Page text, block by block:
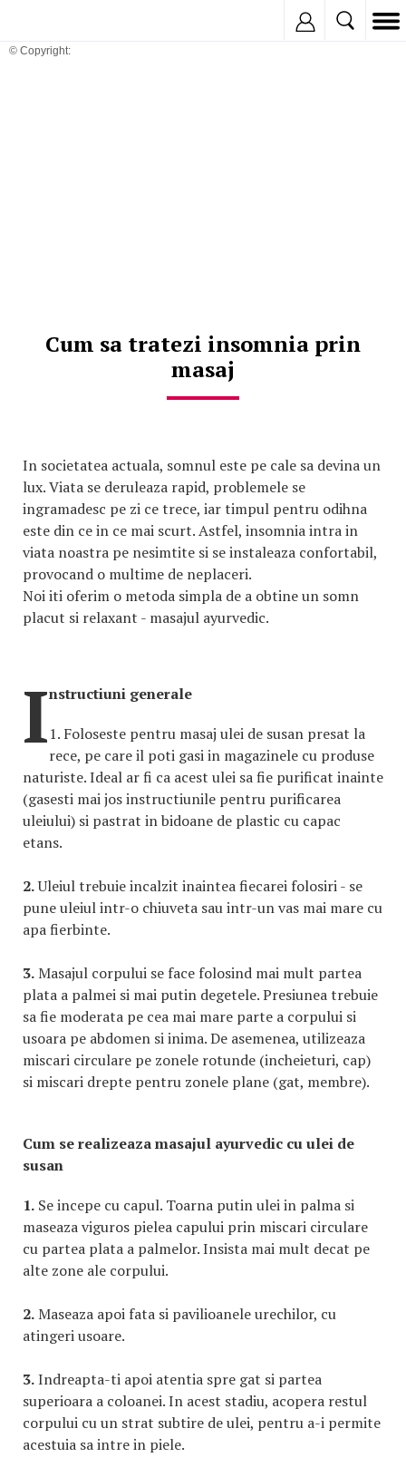
© Copyright:
Cum sa tratezi insomnia prin
masaj
In societatea actuala, somnul este pe cale sa devina un
lux. Viata se deruleaza rapid, problemele se
ingramadesc pe zi ce trece, iar timpul pentru odihna
este din ce in ce mai scurt. Astfel, insomnia intra in
viata noastra pe nesimtite si se instaleaza confortabil,
provocand o multime de neplaceri.
Noi iti oferim o metoda simpla de a obtine un somn
placut si relaxant - masajul ayurvedic.
Instructiuni generale
1. Foloseste pentru masaj ulei de susan presat la
rece, pe care il poti gasi in magazinele cu produse
naturiste. Ideal ar fi ca acest ulei sa fie purificat inainte
(gasesti mai jos instructiunile pentru purificarea
uleiului) si pastrat in bidoane de plastic cu capac
etans.
2.Uleiul trebuie incalzit inaintea fiecarei folosiri - se
pune uleiul intr-o chiuveta sau intr-un vas mai mare cu
apa fierbinte.
3.Masajul corpului se face folosind mai mult partea
plata a palmei si mai putin degetele. Presiunea trebuie
sa fie moderata pe cea mai mare parte a corpului si
usoara pe abdomen si inima. De asemenea, utilizeaza
miscari circulare pe zonele rotunde (incheieturi, cap)
si miscari drepte pentru zonele plane (gat, membre).
Cum se realizeaza masajul ayurvedic cu ulei de
susan
1. Se incepe cu capul. Toarna putin ulei in palma si
maseaza viguros pielea capului prin miscari circulare
cu partea plata a palmelor. Insista mai mult decat pe
alte zone ale corpului.
2.Maseaza apoi fata si pavilioanele urechilor, cu
atingeri usoare.
3.Indreapta-ti apoi atentia spre gat si partea
superioara a coloanei. In acest stadiu, acopera restul
corpului cu un strat subtire de ulei, pentru a-i permite
acestuia sa intre in piele.